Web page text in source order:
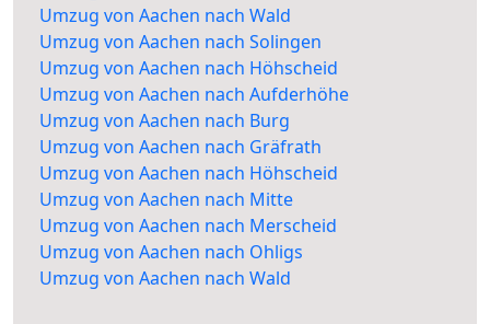
Umzug von Aachen nach Wald
Umzug von Aachen nach Solingen
Umzug von Aachen nach Höhscheid
Umzug von Aachen nach Aufderhöhe
Umzug von Aachen nach Burg
Umzug von Aachen nach Gräfrath
Umzug von Aachen nach Höhscheid
Umzug von Aachen nach Mitte
Umzug von Aachen nach Merscheid
Umzug von Aachen nach Ohligs
Umzug von Aachen nach Wald